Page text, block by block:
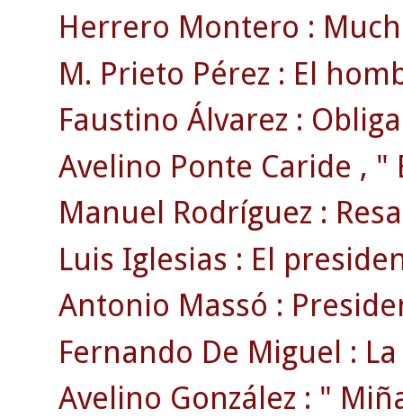
Herrero Montero :
M. Prieto Pérez : El
Faustino Álvarez :
Avelino Ponte Caride , "
Manuel Rodríguez :
Luis Iglesias : El
Antonio Massó :
Fernando De Miguel :
Avelino González : "